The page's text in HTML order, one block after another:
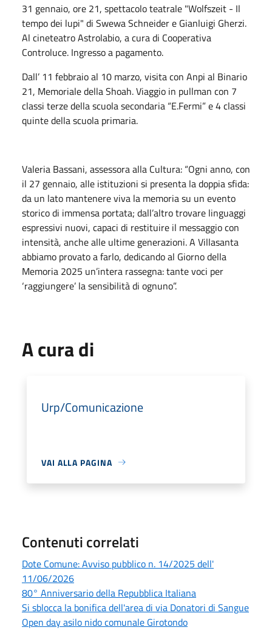
31 gennaio, ore 21, spettacolo teatrale "Wolfszeit - Il
tempo dei lupi" di Swewa Schneider e Gianluigi Gherzi.
Al cineteatro Astrolabio, a cura di Cooperativa
Controluce. Ingresso a pagamento.
Dall’ 11 febbraio al 10 marzo, visita con Anpi al Binario
21, Memoriale della Shoah. Viaggio in pullman con 7
classi terze della scuola secondaria “E.Fermi” e 4 classi
quinte della scuola primaria.
Valeria Bassani, assessora alla Cultura: “Ogni anno, con
il 27 gennaio, alle istituzioni si presenta la doppia sfida:
da un lato mantenere viva la memoria su un evento
storico di immensa portata; dall’altro trovare linguaggi
espressivi nuovi, capaci di restituire il messaggio con
intensità, anche alle ultime generazioni. A Villasanta
abbiamo provato a farlo, dedicando al Giorno della
Memoria 2025 un’intera rassegna: tante voci per
‘raggiungere’ la sensibilità di ognuno”.
A cura di
Urp/Comunicazione
VAI ALLA PAGINA
Contenuti correlati
Dote Comune: Avviso pubblico n. 14/2025 dell'
11/06/2026
80° Anniversario della Repubblica Italiana
Si sblocca la bonifica dell'area di via Donatori di Sangue
Open day asilo nido comunale Girotondo